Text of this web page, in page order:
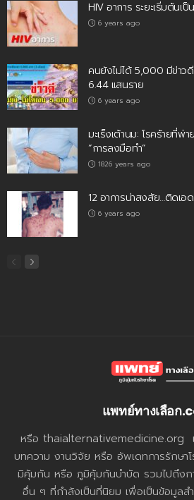
HIV อาการ ระยะเริ่มต้นเป็
6 years ago
คนยังไม่ได้ 5,000 มีข่าว
6.44 แสนราย
6 years ago
มะเร็งเต้านม: โรคร้ายที่พ่
“การลงมือทำ”
1826 years ago
12 อาการน่าสงสัย…ติดเอ
6 years ago
แพทย์ทางเลือก
หรือ thaialternativemedicine.org เ
บทความ งานวิจัย หรือ อัพเดทการรักษาโ
มิคุ้มกัน หรือ ภูมิคุ้มกันบำบัด รวมไปถึงก
อื่น ๆ ที่กำลังเป็นที่นิยม เพื่อเป็นข้อมูล